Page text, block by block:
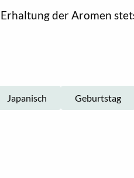
der Aromen
Japanisch Geburtstag